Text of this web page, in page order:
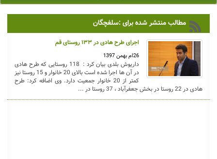
مطالب منتشر شده برای :سلفچگان
اجرای طرح هادی در ۱۳۳ روستای قم
26ام بهمن 1397
داریوش بلدی بیان کرد : 118 روستایی که طرح هادی
در آن ها اجرا شده است بالای 20 خانوار و 15 روستا نیز
کمتر از 20 خانوار جمعیت دارد. وی اضافه کرد: طرح
هادی در 22 روستا در بخش جعفرآباد ، 37 روستا در ...